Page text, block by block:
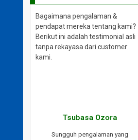
Bagaimana pengalaman &
pendapat mereka tentang kami?
Berikut ini adalah testimonial asli
tanpa rekayasa dari customer
kami.
Tsubasa Ozora
Sungguh pengalaman yang